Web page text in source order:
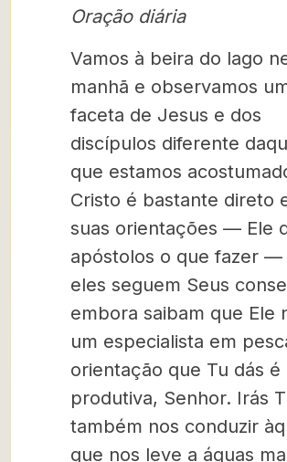
Oração diária
Vamos à beira do lago
manhã e observamos
faceta de Jesus e dos
discípulos diferente
que estamos
Cristo é bastante direto
suas orientações — Ele
apóstolos o que fazer —
eles seguem Seus
embora saibam que Ele
um especialista em
orientação que Tu dás é
produtiva, Senhor. Irás
também nos conduzir
que nos leve a águas